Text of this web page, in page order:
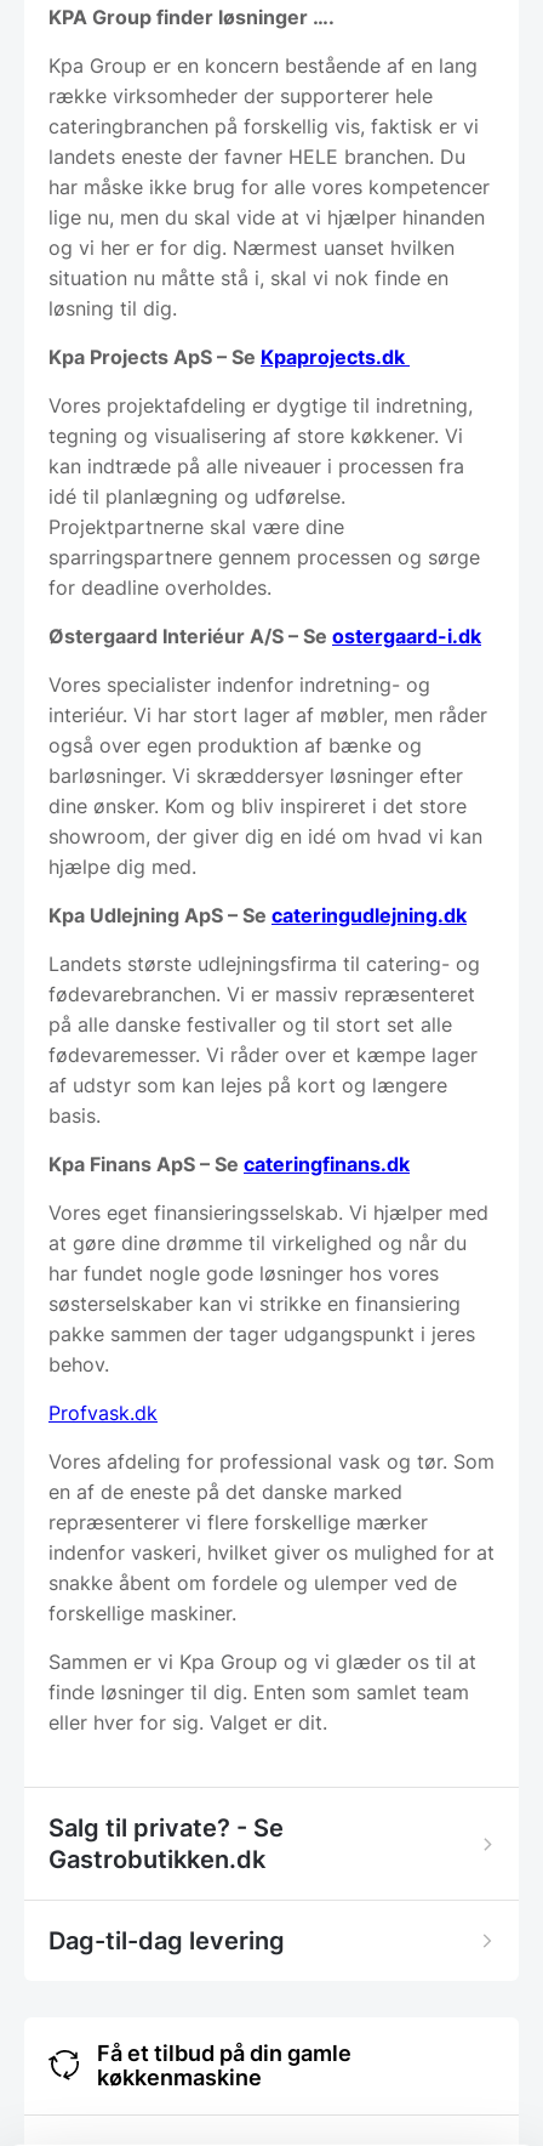
KPA Group finder løsninger ….
Kpa Group er en koncern bestående af en lang
række virksomheder der supporterer hele
cateringbranchen på forskellig vis, faktisk er vi
landets eneste der favner HELE branchen. Du
har måske ikke brug for alle vores kompetencer
lige nu, men du skal vide at vi hjælper hinanden
og vi her er for dig. Nærmest uanset hvilken
situation nu måtte stå i, skal vi nok finde en
løsning til dig.
Kpa Projects ApS – Se Kpaprojects.dk
Vores projektafdeling er dygtige til indretning,
tegning og visualisering af store køkkener. Vi
kan indtræde på alle niveauer i processen fra
idé til planlægning og udførelse.
Projektpartnerne skal være dine
sparringspartnere gennem processen og sørge
for deadline overholdes.
Østergaard Interiéur A/S – Se ostergaard-i.dk
Vores specialister indenfor indretning- og
interiéur. Vi har stort lager af møbler, men råder
også over egen produktion af bænke og
barløsninger. Vi skræddersyer løsninger efter
dine ønsker. Kom og bliv inspireret i det store
showroom, der giver dig en idé om hvad vi kan
hjælpe dig med.
Kpa Udlejning ApS – Se cateringudlejning.dk
Landets største udlejningsfirma til catering- og
fødevarebranchen. Vi er massiv repræsenteret
på alle danske festivaller og til stort set alle
fødevaremesser. Vi råder over et kæmpe lager
af udstyr som kan lejes på kort og længere
basis.
Kpa Finans ApS – Se cateringfinans.dk
Vores eget finansieringsselskab. Vi hjælper med
at gøre dine drømme til virkelighed og når du
har fundet nogle gode løsninger hos vores
søsterselskaber kan vi strikke en finansiering
pakke sammen der tager udgangspunkt i jeres
behov.
Profvask.dk
Vores afdeling for professional vask og tør. Som
en af de eneste på det danske marked
repræsenterer vi flere forskellige mærker
indenfor vaskeri, hvilket giver os mulighed for at
snakke åbent om fordele og ulemper ved de
forskellige maskiner.
Sammen er vi Kpa Group og vi glæder os til at
finde løsninger til dig. Enten som samlet team
eller hver for sig. Valget er dit.
Salg til private? - Se
Gastrobutikken.dk
Dag-til-dag levering
Få et tilbud på din gamle
køkkenmaskine